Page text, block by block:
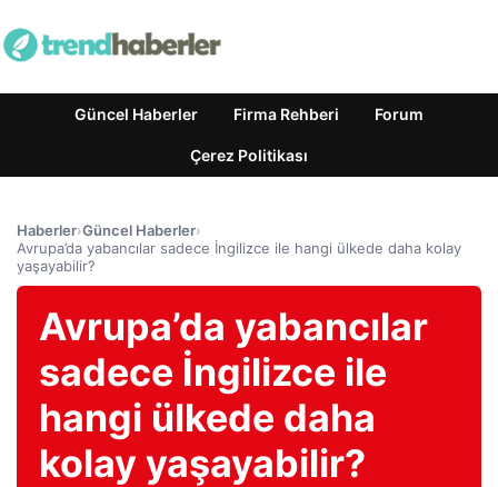
Güncel Haberler Firma Rehberi Forum
Çerez Politikası
Haberler›Güncel Haberler›
Avrupa’da yabancılar sadece İngilizce ile hangi ülkede daha kolay
yaşayabilir?
Avrupa’da yabancılar
sadece İngilizce ile
hangi ülkede daha
kolay yaşayabilir?